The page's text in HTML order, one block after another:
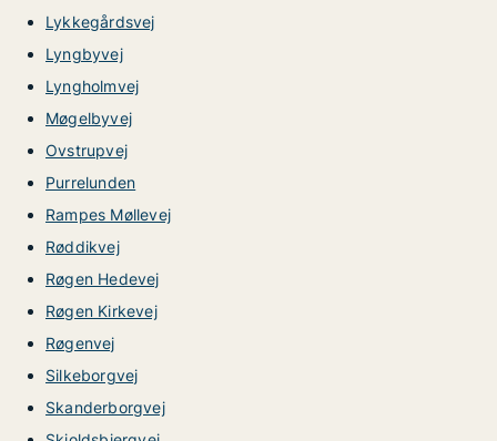
Lykkegårdsvej
Lyngbyvej
Lyngholmvej
Møgelbyvej
Ovstrupvej
Purrelunden
Rampes Møllevej
Røddikvej
Røgen Hedevej
Røgen Kirkevej
Røgenvej
Silkeborgvej
Skanderborgvej